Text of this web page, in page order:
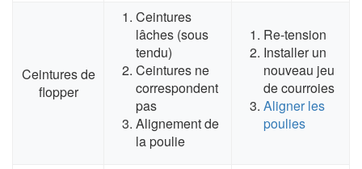
Ceintures de
flopper
Ceintures
lâches (sous
tendu)
Ceintures ne
correspondent
pas
Alignement de
la poulie
Re-tension
Installer un
nouveau jeu
de courroies
Aligner les
poulies